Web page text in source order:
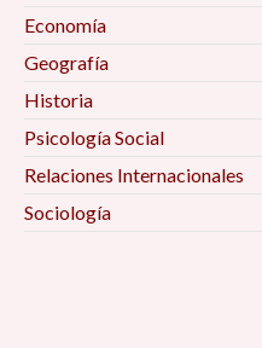
Economía
Geografía
Historia
Psicología Social
Relaciones Internacionales
Sociología